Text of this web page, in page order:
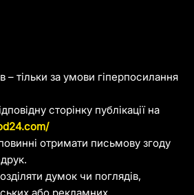
– тільки за умови гіперпосилання
сторінку публікації на
отримати письмову згоду
думок чи поглядів,
або рекламних